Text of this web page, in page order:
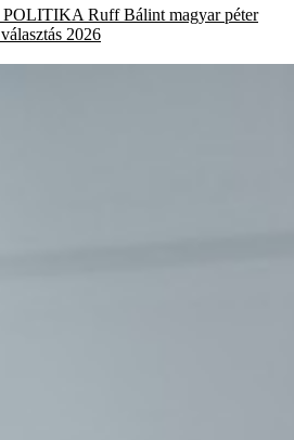
POLITIKA Ruff Bálint magyar péter
választás 2026